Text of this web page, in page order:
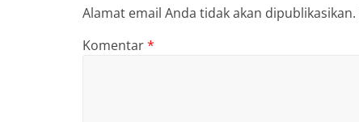
Alamat email Anda tidak akan dipublikasikan.
Komentar*